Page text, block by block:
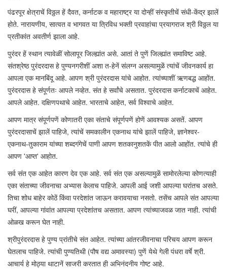
पंढरपूर क्षेत्राचें विठ्ठल हें दैवत, कर्नाटक व महाराष्ट्र या दोन्हीं संस्कृतीचें संधी-केंद्र झालें
होते. नारायणीय, सात्वत व भागवत या त्रिविध भक्ती प्रवाहांचा प्रयागराज श्री विठ्ठल या
प्रतीकांत अवतीर्ण झाला आहे.
पुरंदर हें स्थान त्यावेळीं सोलापूर जिल्ह्यांत असे. आतां ते पुणें जिल्ह्यांत समाविष्ट आहे.
संतश्रेष्ठ पुरंदरदास हे पुण्यनगरीशीं अशा त-हेनें संलग्न असल्यामुळें त्यांचें जीवनकार्य हा
आपला एक मानबिंदू आहे. आपण श्री पुरंदरदास यांचे आहोत. त्यांच्याशीं ऋणबद्ध आहोंत.
पुरंदरदास हे संपूर्णतः आपले नव्हेत. संत हे सर्वांचे असतात. पुरंदरदास कर्नाटकाचें आहेत.
आपले आहेत. दक्षिणपथाचे आहेत. भारताचे आहेत, सर्व विश्वाचे आहेत.
आपण मात्र संपूर्णपणें कोणातरी एका संताचे संपूर्णपणें होणें आवश्यक असतें. आपण
पुरंदरदासाचें झालें पाहिजे, त्यांचें समकालीन एकनाथ यांचे झालें पाहिजे, ज्ञानेश्वर-
एकनाथ-तुकाराम यांच्या शब्दगंगेचें पाणी आपण शतकानुशतकें पीत आलो आहोंत. त्यांचे ही
आपण 'आप्त' आहोत.
सर्व संत एक आहेत कारण देव एक आहे. सर्व संत एक असल्यामुळें सामोरलेल्या कोणत्याही
एका संताच्या जीवनाचा अभ्यास केलाच पाहिजे. आपली आई जशी आपल्या घरांतच असते.
तिचा शोध बाहेर कोठें किंवा परदेशांत जाऊन करावयाचा नसतो. तसेंच आपले संत आपल्या
घरीं, आपल्या गांवांत आपल्या प्रदेशांतच असतात. आपण त्यांच्याजवळ जात नाही. त्यांची
ओळख करून घेत नाही.
श्रीपुरंदरदास हे पुण्य प्रांतीचे संत आहेत. त्यांच्या आंतरजीवनाचा परिचय आपण करून
घेतलाच पाहिजे. त्यांची पुण्यतिथी (पौष वद्य अमावस्या) पुणें येथे गेली पंधरा वर्षे श्री.
आचार्य हे मोठ्या थाटानें साजरी करतात ही अभिनंदनीय गोष्ट आहे.